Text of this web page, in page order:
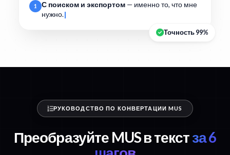
1 С поиском и экспортом — именно то, что мне
нужно.
Точность 99%
РУКОВОДСТВО ПО КОНВЕРТАЦИИ MUS
Преобразуйте MUS в текстза 6